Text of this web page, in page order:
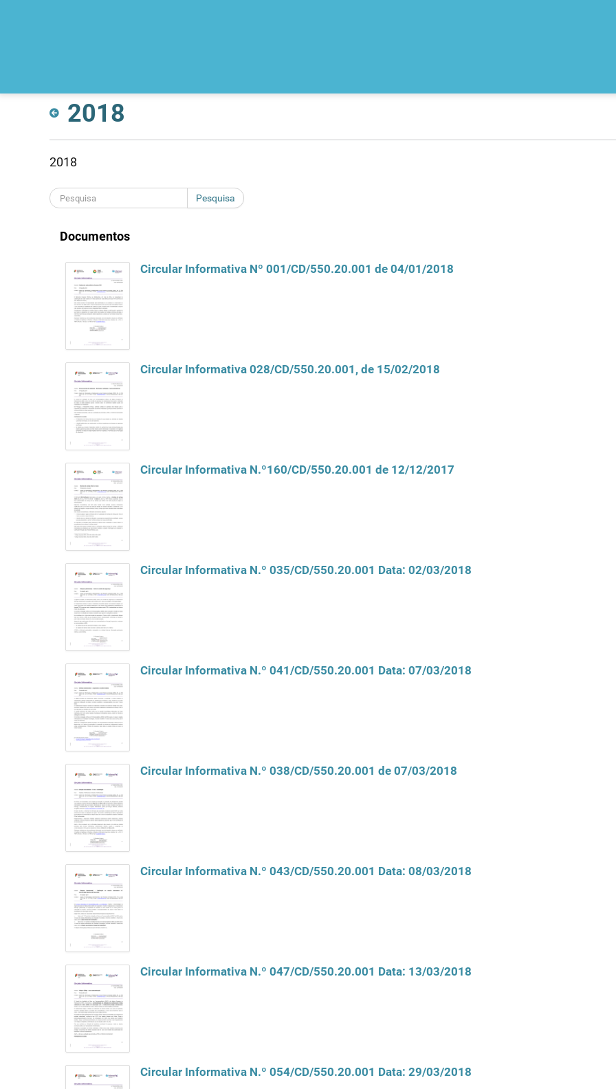
2018
2018
Pesquisa
Documentos
Circular Informativa Nº 001/CD/550.20.001 de 04/01/2018
Circular Informativa 028/CD/550.20.001, de 15/02/2018
Circular Informativa N.º160/CD/550.20.001 de 12/12/2017
Circular Informativa N.º 035/CD/550.20.001 Data: 02/03/2018
Circular Informativa N.º 041/CD/550.20.001 Data: 07/03/2018
Circular Informativa N.º 038/CD/550.20.001 de 07/03/2018
Circular Informativa N.º 043/CD/550.20.001 Data: 08/03/2018
Circular Informativa N.º 047/CD/550.20.001 Data: 13/03/2018
Circular Informativa N.º 054/CD/550.20.001 Data: 29/03/2018